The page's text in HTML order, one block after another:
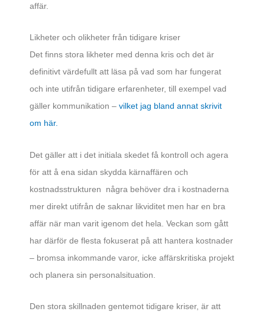
affär.
Likheter och olikheter från tidigare kriser
Det finns stora likheter med denna kris och det är
definitivt värdefullt att läsa på vad som har fungerat
och inte utifrån tidigare erfarenheter, till exempel vad
gäller kommunikation – vilket jag bland annat skrivit
om här.
Det gäller att i det initiala skedet få kontroll och agera
för att å ena sidan skydda kärnaffären och
kostnadsstrukturen några behöver dra i kostnaderna
mer direkt utifrån de saknar likviditet men har en bra
affär när man varit igenom det hela. Veckan som gått
har därför de flesta fokuserat på att hantera kostnader
– bromsa inkommande varor, icke affärskritiska projekt
och planera sin personalsituation.
Den stora skillnaden gentemot tidigare kriser, är att